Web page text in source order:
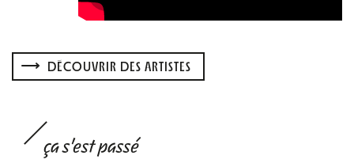
DÉCOUVRIR DES ARTISTES
ça s'est passé